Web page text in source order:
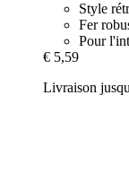
Style
Fer
Pour
€ 5,59
Livraison